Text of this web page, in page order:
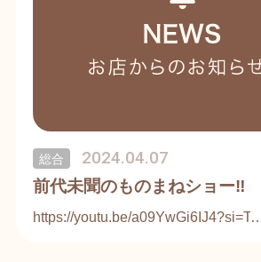
総合 2024.04.07
前代未聞のものまねショー‼️
https://youtu.be/